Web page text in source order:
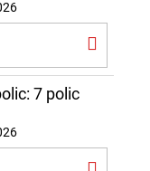
7 polic